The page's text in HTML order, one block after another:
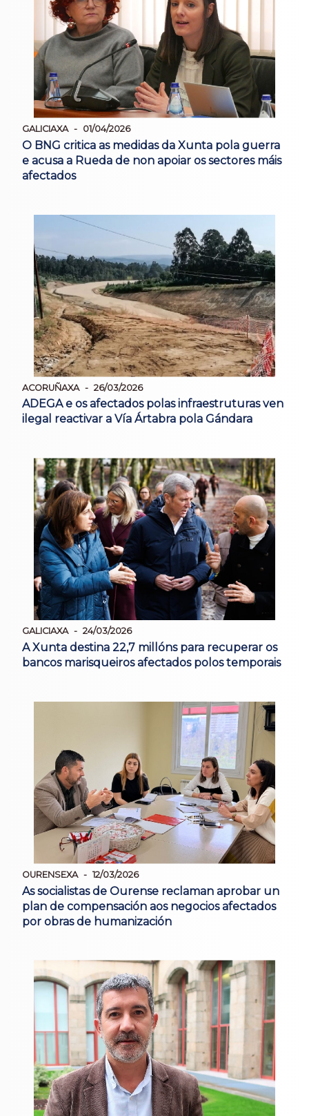
GALICIAXA 01/04/2026
O BNG critica as medidas da Xunta pola guerra
e acusa a Rueda de non apoiar os sectores máis
afectados
ACORUÑAXA 26/03/2026
ADEGA e os afectados polas infraestruturas ven
ilegal reactivar a Vía Ártabra pola Gándara
GALICIAXA 24/03/2026
A Xunta destina 22,7 millóns para recuperar os
bancos marisqueiros afectados polos temporais
OURENSEXA 12/03/2026
As socialistas de Ourense reclaman aprobar un
plan de compensación aos negocios afectados
por obras de humanización